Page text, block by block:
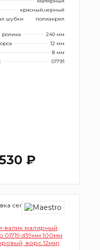
красный,черный
шубки
полиакрил
240 мм
12 мм
8 мм
01791
₽
сегодня
валик малярный
01719 d39мм 100мм
ворс 12мм)